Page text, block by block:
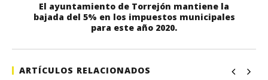
El ayuntamiento de Torrejón mantiene la
bajada del 5% en los impuestos municipales
para este año 2020.
ARTÍCULOS RELACIONADOS